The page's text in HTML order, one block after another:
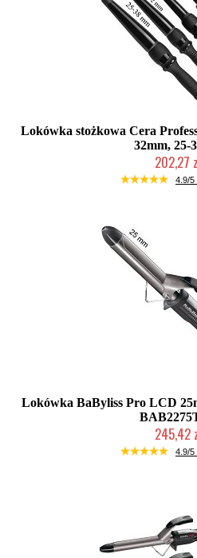
Lokówka stożkowa Cera
32mm, 25-
202,27
Duża ilość 4.9/5
Lokówka BaByliss Pro LCD
245,42
Mała ilość 4.9/5